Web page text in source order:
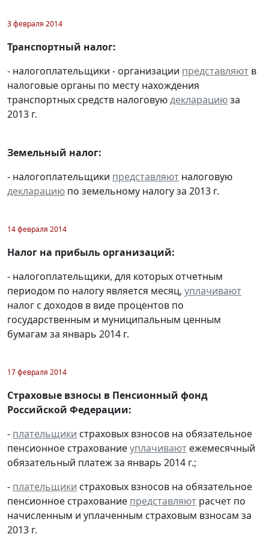
3 февраля 2014
Транспортный налог:
- налогоплательщики - организации представляют в
налоговые органы по месту нахождения
транспортных средств налоговуюдекларациюза
2013 г.
Земельный налог:
- налогоплательщики представляют налоговую
декларацию по земельному налогу за 2013 г.
14 февраля 2014
Налог на прибыль организаций:
- налогоплательщики, для которых отчетным
периодом по налогу является месяц, уплачивают
налог с доходов в виде процентов по
государственным и муниципальным ценным
бумагам за январь 2014 г.
17 февраля 2014
Страховые взносы в Пенсионный фонд
Российской Федерации:
- плательщики страховых взносов на обязательное
пенсионное страхованиеуплачивают ежемесячный
обязательный платеж за январь 2014 г.;
- плательщики страховых взносов на обязательное
пенсионное страхование представляют расчет по
начисленным и уплаченным страховым взносам за
2013 г.